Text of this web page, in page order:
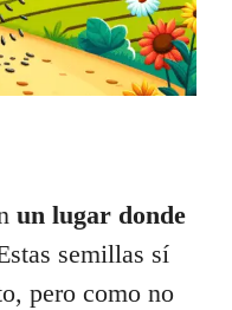
un lugar donde
semillas sí
pero como no